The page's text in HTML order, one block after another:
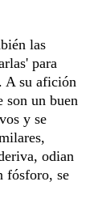
las
para
A su afición
son un buen
y se
odian
fósforo, se